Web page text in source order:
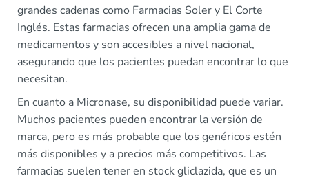
grandes cadenas como Farmacias Soler y El Corte
Inglés. Estas farmacias ofrecen una amplia gama de
medicamentos y son accesibles a nivel nacional,
asegurando que los pacientes puedan encontrar lo que
necesitan.
En cuanto a Micronase, su disponibilidad puede variar.
Muchos pacientes pueden encontrar la versión de
marca, pero es más probable que los genéricos estén
más disponibles y a precios más competitivos. Las
farmacias suelen tener en stock gliclazida, que es un